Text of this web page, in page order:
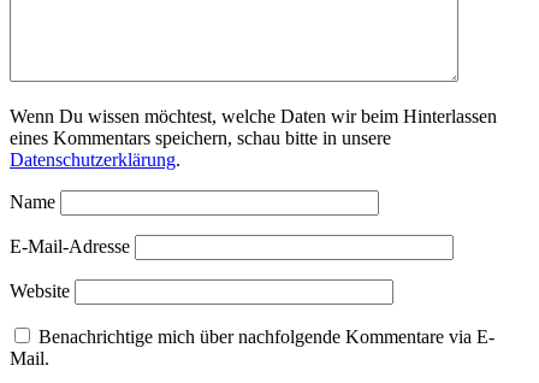
Wenn Du wissen möchtest, welche Daten wir beim Hinterlassen
eines Kommentars speichern, schau bitte in unsere
Datenschutzerklärung.
Name
E-Mail-Adresse
Website
Benachrichtige mich über nachfolgende Kommentare via E-
Mail.